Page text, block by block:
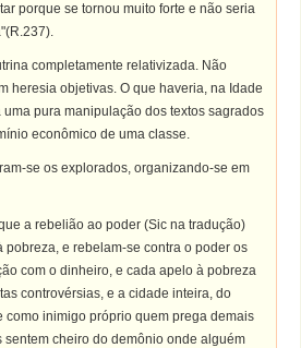
porque se tornou muito forte e não seria
completamente relativizada. Não
heresia objetivas. O que haveria, na Idade
uma pura manipulação dos textos sagrados
econômico de uma classe.
se os explorados, organizando-se em
a rebelião ao poder (Sic na tradução)
pobreza, e rebelam-se contra o poder os
com o dinheiro, e cada apelo à pobreza
controvérsias, e a cidade inteira, do
como inimigo próprio quem prega demais
sentem cheiro do demônio onde alguém